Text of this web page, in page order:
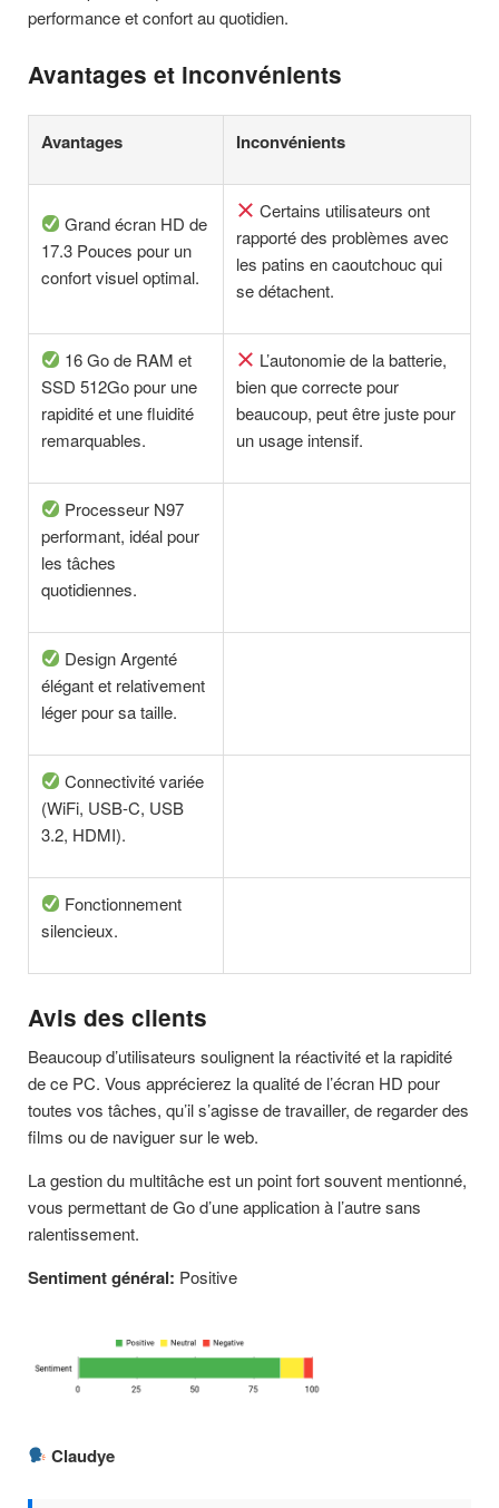
performance et confort au quotidien.
Avantages et inconvénients
Avantages Inconvénients
Grand écran HD de
17.3 Pouces pour un
confort visuel optimal.
Certains utilisateurs ont
rapporté des problèmes avec
les patins en caoutchouc qui
se détachent.
16 Go de RAM et
SSD 512Go pour une
rapidité et une fluidité
remarquables.
L’autonomie de la batterie,
bien que correcte pour
beaucoup, peut être juste pour
un usage intensif.
Processeur N97
performant, idéal pour
les tâches
quotidiennes.
Design Argenté
élégant et relativement
léger pour sa taille.
Connectivité variée
(WiFi, USB-C, USB
3.2, HDMI).
Fonctionnement
silencieux.
Avis des clients
Beaucoup d’utilisateurs soulignent la réactivité et la rapidité
de ce PC. Vous apprécierez la qualité de l’écran HD pour
toutes vos tâches, qu’il s’agisse de travailler, de regarder des
films ou de naviguer sur le web.
La gestion du multitâche est un point fort souvent mentionné,
vous permettant de Go d’une application à l’autre sans
ralentissement.
Sentiment général: Positive
Claudye